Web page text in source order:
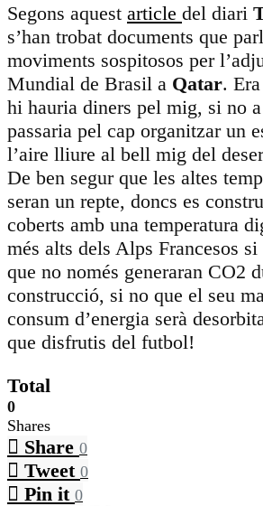
Segons aquest article del diari
s’han trobat documents que
moviments sospitosos per
Mundial de Brasil a Qatar.
hi hauria diners pel mig, si no
passaria pel cap organitzar un
l’aire lliure al bell mig del
De ben segur que les altes
seran un repte, doncs es
coberts amb una temperatura
més alts dels Alps Francesos
que no només generaran CO2
construcció, si no que el seu
consum d’energia serà
que disfrutis del futbol!
Total
0
Shares
Share 0
Tweet 0
Pin it 0